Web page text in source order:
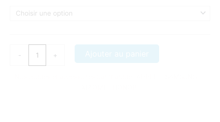
19.90€.
9.90€.
-
AR
+